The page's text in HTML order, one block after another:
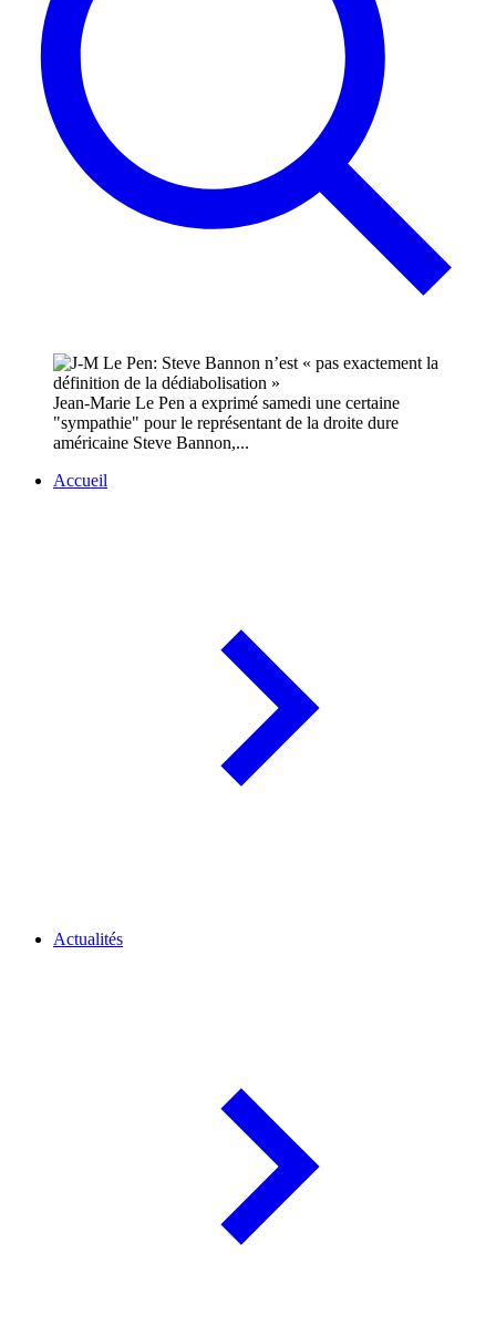
Jean-Marie Le Pen a exprimé samedi une certaine
"sympathie" pour le représentant de la droite dure
américaine Steve Bannon,...
Accueil
Actualités